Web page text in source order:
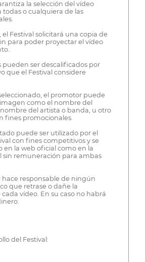
la selección del vídeo
o cualquiera de las
el Festival solicitará una copia de
para poder proyectar el vídeo
pueden ser descalificados por
que el Festival considere
el promotor puede
como el nombre del
del artista o banda, u otro
fines promocionales.
puede ser utilizado por el
con fines competitivos y se
en la web oficial como en la
sin remuneración para ambas
hace responsable de ningún
que retrase o dañe la
vídeo. En su caso no habrá
del Festival: